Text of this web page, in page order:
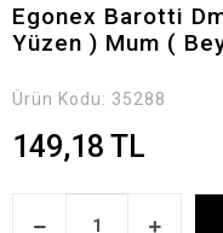
Egonex Barotti
Yüzen ) Mum (
Ürün Kodu: 35288
149,18 TL